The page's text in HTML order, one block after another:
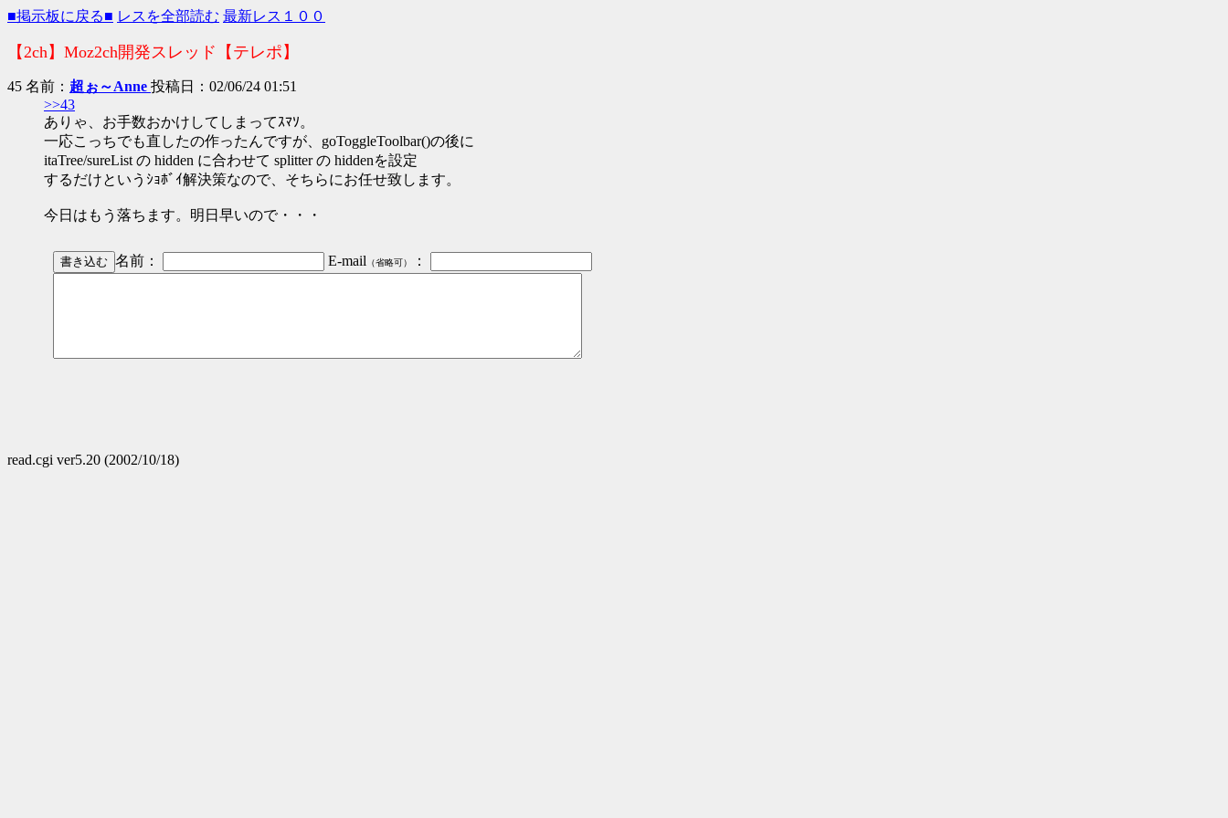
■掲示板に戻る■ レスを全部読む 最新レス１００
【2ch】Moz2ch開発スレッド【テレポ】
45 名前： 超ぉ～Anne 投稿日：02/06/24 01:51
>>43
ありゃ、お手数おかけしてしまってｽﾏｿ。
一応こっちでも直したの作ったんですが、goToggleToolbar()の後に
itaTree/sureList の hidden に合わせて splitter の hiddenを設定
するだけというｼｮﾎﾞｲ解決策なので、そちらにお任せ致します。
今日はもう落ちます。明日早いので・・・
名前： E-mail （省略可） ：
read.cgi ver5.20 (2002/10/18)